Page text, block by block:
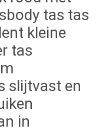
tas tas
kleine
tas
slijtvast en
in